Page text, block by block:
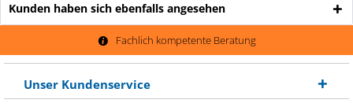
Kunden haben sich ebenfalls angesehen
Fachlich kompetente Beratung
Unser Kundenservice